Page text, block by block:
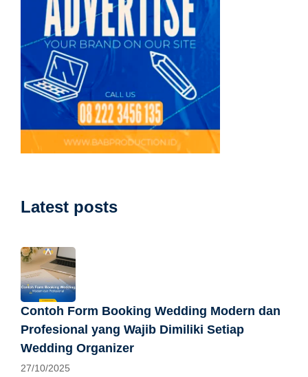
Latest posts
Contoh Form Booking Wedding Modern dan
Profesional yang Wajib Dimiliki Setiap
Wedding Organizer
27/10/2025